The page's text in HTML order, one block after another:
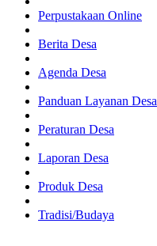
Perpustakaan Online
Berita Desa
Agenda Desa
Panduan Layanan Desa
Peraturan Desa
Laporan Desa
Produk Desa
Tradisi/Budaya